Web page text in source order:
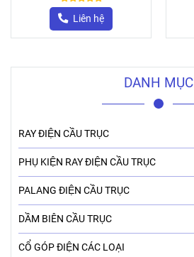
Liên hệ
DANH MỤC
RAY ĐIỆN CẦU TRỤC
PHỤ KIỆN RAY ĐIỆN CẦU TRỤC
PALANG ĐIỆN CẦU TRỤC
DẦM BIÊN CẦU TRỤC
CỔ GÓP ĐIỆN CÁC LOẠI